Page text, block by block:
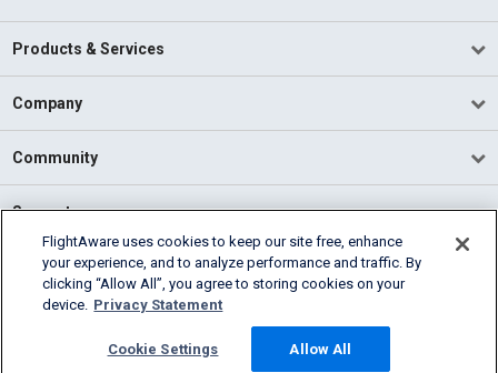
Products & Services
Company
Community
Support
English (USA)
2026 FlightAware
Cookie Settings
FlightAware uses cookies to keep our site free, enhance
your experience, and to analyze performance and traffic. By
clicking “Allow All”, you agree to storing cookies on your
device. Privacy Statement
Cookie Settings Allow All